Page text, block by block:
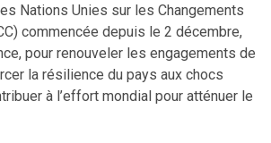
Nations Unies sur les Changements
commencée depuis le 2 décembre,
pour renouveler les engagements de
la résilience du pays aux chocs
à l’effort mondial pour atténuer le